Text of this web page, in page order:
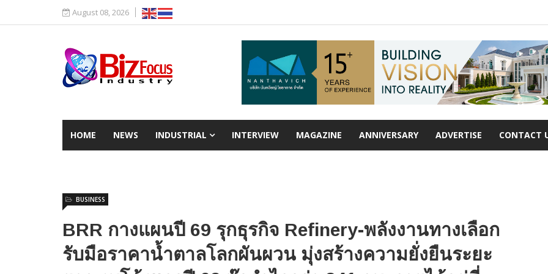
August 08, 2026
HOME NEWS INDUSTRIAL INTERVIEW MAGAZINE ANNIVERSARY ADVERTISE CONTACT
BRR กางแผนปี 69 รุกธุรกิจ Refinery-พลังงานทางเลือก
รับมือราคาน้ำตาลโลกผันผวน มุ่งสร้างความยั่งยืนระยะ
BUSINESS